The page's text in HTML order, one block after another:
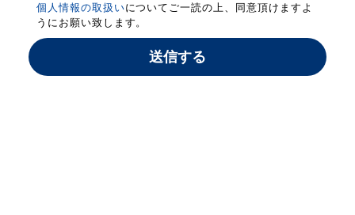
個人情報の取扱いについてご一読の上、同意頂けますよ
うにお願い致します。